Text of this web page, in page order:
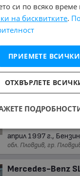
Mercedes-Benz
2 900 €
5 671.91 лв.
юни 2000 г., Бензинов
Mercedes-Benz
3 000 €
април 1997 г.,
обл. Пловдив, гр.
Mercedes-Benz
си по всяко време
на бисквитките.
ПРИЕМЕТЕ ВСИЧКИ
ОТХВЪРЛЕТЕ